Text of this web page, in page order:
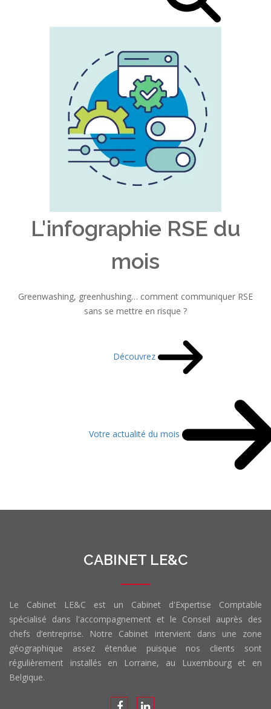
L'infographie RSE du
mois
Greenwashing, greenhushing… comment communiquer RSE
sans se mettre en risque ?
Découvrez
Votre actualité du mois
CABINET LE&C
Le Cabinet LE&C est un Cabinet d'Expertise Comptable
spécialisé dans l'accompagnement et le Conseil auprès des
chefs d’entreprise. Notre Cabinet intervient dans une zone
géographique assez étendue puisque nos clients sont
régulièrement installés en Lorraine, au Luxembourg et en
Belgique.